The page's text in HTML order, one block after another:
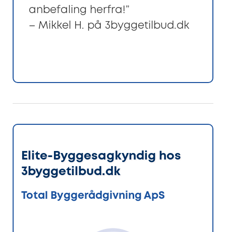
anbefaling herfra!”
– Mikkel H. på 3byggetilbud.dk
Elite-Byggesagkyndig hos
3byggetilbud.dk
Total Byggerådgivning ApS